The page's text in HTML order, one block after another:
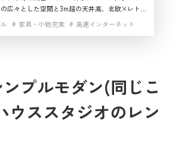
広々とした空間と3m超の天井高、北欧×レトロ
特徴で、生活感あるリアルな住宅シーンを撮影
家具・小物充実 高速インターネット
プルモダン(同じこ
ウススタジオのレン